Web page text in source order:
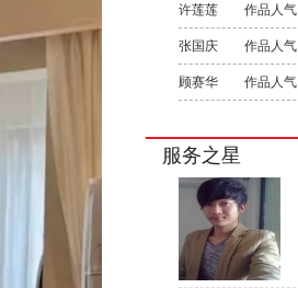
许莲莲 作品人气
张国庆 作品人气
顾赛华 作品人气
服务之星